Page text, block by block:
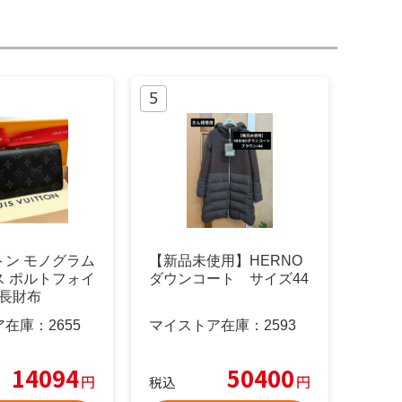
ン モノグラム
ポルトフォイ
財布
庫： 2655
14094円
【新品未使用】HERNO
ダウンコート サイズ44
マイストア在庫： 2593
税込 50400円